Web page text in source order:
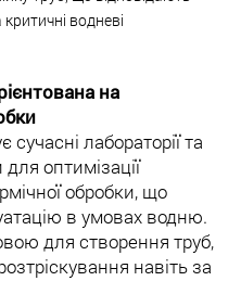
водневі
на
лабораторії та
оптимізації
обробки, що
в умовах водню.
для створення труб,
навіть за